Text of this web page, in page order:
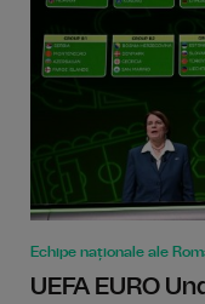
Echipe naționale ale
UEFA EURO